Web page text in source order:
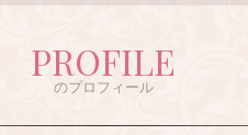
PROFILE
のプロフィール